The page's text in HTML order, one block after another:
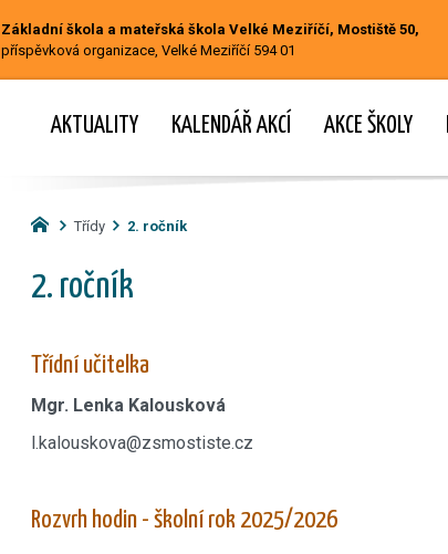
Základní škola a mateřská škola Velké Meziříčí, Mostiště 50,
příspěvková organizace, Velké Meziříčí 594 01
AKTUALITY KALENDÁŘ AKCÍ AKCE ŠKOLY
Třídy 2. ročník
2. ročník
Třídní učitelka
Mgr. Lenka Kalousková
l.kalouskova@zsmostiste.cz
Rozvrh hodin - školní rok 2025/2026